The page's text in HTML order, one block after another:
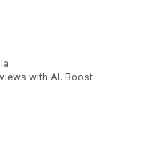
with AI. Boost